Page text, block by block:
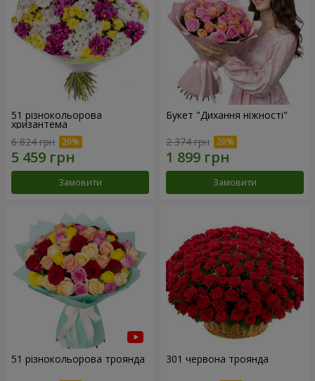
51 різнокольорова
хризантема
6 824 грн
Замовити
Букет "Дихання ніжності"
2 374 грн
Замовити
51 різнокольорова троянда 301 червона троянда